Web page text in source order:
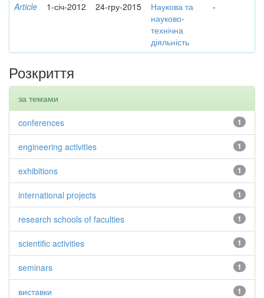
Article 1-січ-2012 24-гру-2015
Наукова та
науково-
технічна
діяльність
-
Розкриття
за темами
1
conferences
1
engineering activities
1
exhibitions
1
international projects
1
research schools of faculties
1
scientific activities
1
seminars
1
виставки